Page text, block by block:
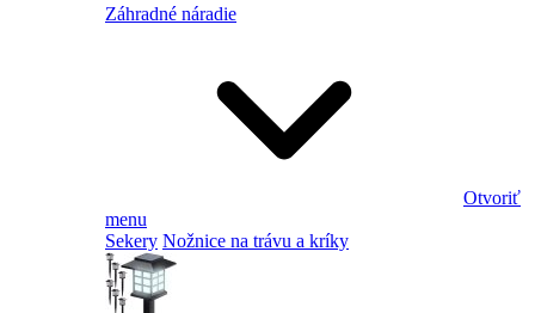
Záhradné náradie
Otvoriť
menu
Sekery Nožnice na trávu a kríky